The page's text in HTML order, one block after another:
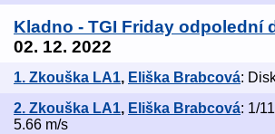
Kladno - TGI Friday odpolední
02. 12. 2022
1. Zkouška LA1, Eliška Brabcová:
2. Zkouška LA1, Eliška Brabcová: 1/
5.66 m/s